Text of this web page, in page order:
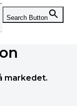
Search Button
markedet.